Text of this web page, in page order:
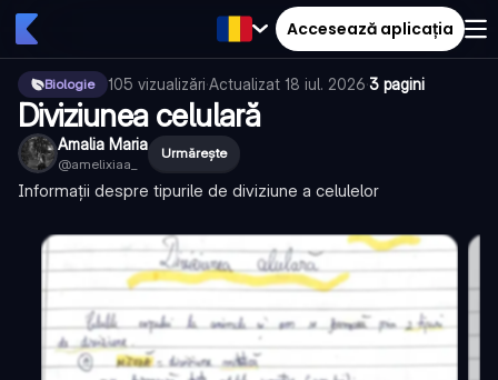
Accesează aplicația
Biologie 105 vizualizări·Actualizat 18 iul. 2026·3 pagini
Diviziunea celulară
Amalia Maria
@amelixiaa_
Urmărește
Informații despre tipurile de diviziune a celulelor